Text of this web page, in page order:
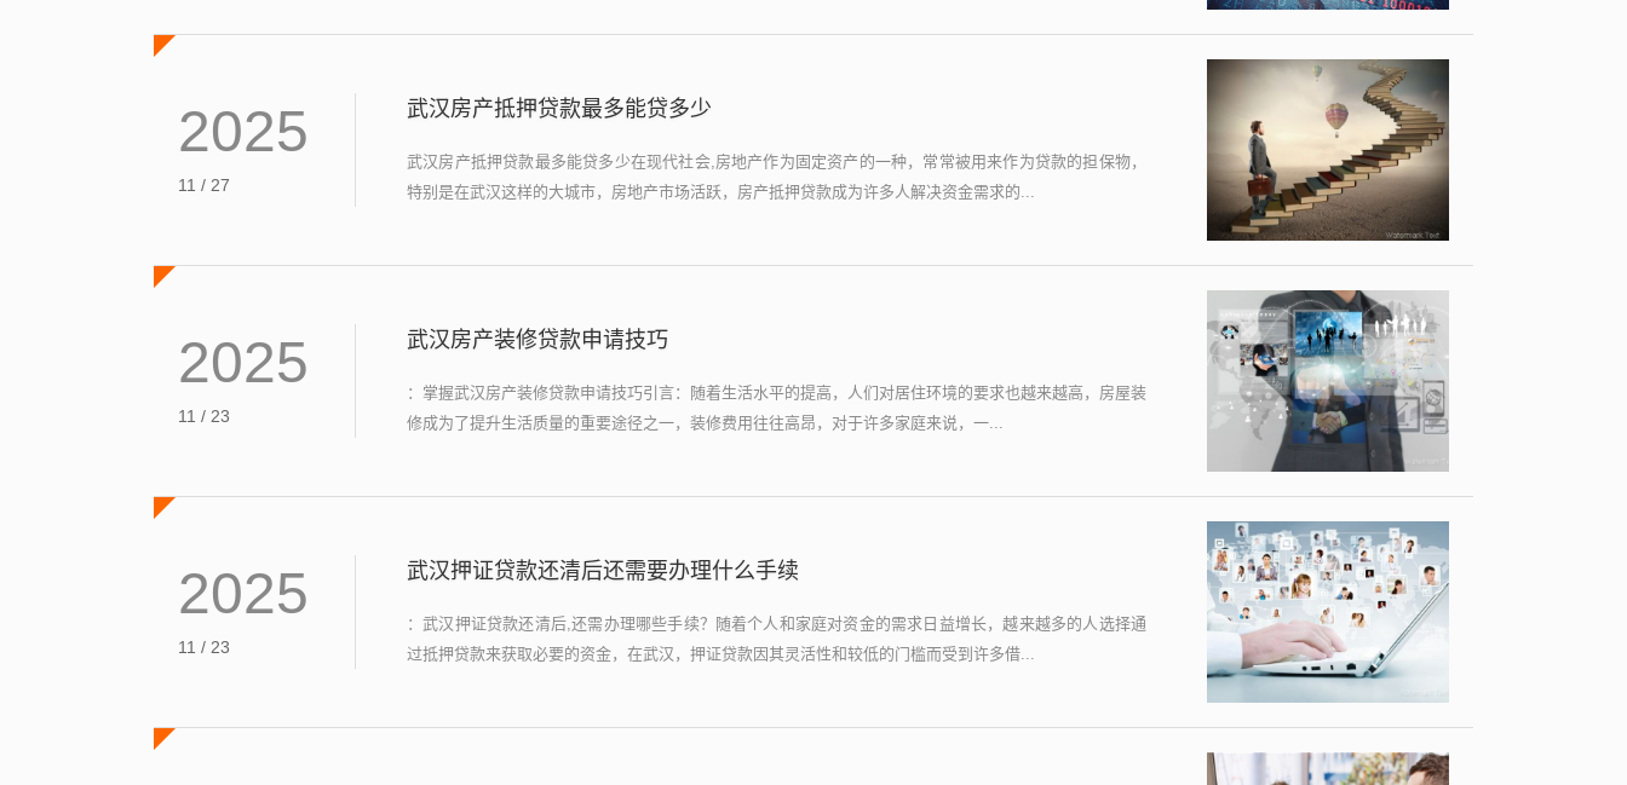
2025
11 / 27
武汉房产抵押贷款最多能贷多少
武汉房产抵押贷款最多能贷多少在现代社会,房地产作为固定资产的一种，常常被用来作为贷款的担保物，
特别是在武汉这样的大城市，房地产市场活跃，房产抵押贷款成为许多人解决资金需求的...
2025
11 / 23
武汉房产装修贷款申请技巧
：掌握武汉房产装修贷款申请技巧引言：随着生活水平的提高，人们对居住环境的要求也越来越高，房屋装
修成为了提升生活质量的重要途径之一，装修费用往往高昂，对于许多家庭来说，一...
2025
11 / 23
武汉押证贷款还清后还需要办理什么手续
：武汉押证贷款还清后,还需办理哪些手续？随着个人和家庭对资金的需求日益增长，越来越多的人选择通
过抵押贷款来获取必要的资金，在武汉，押证贷款因其灵活性和较低的门槛而受到许多借...